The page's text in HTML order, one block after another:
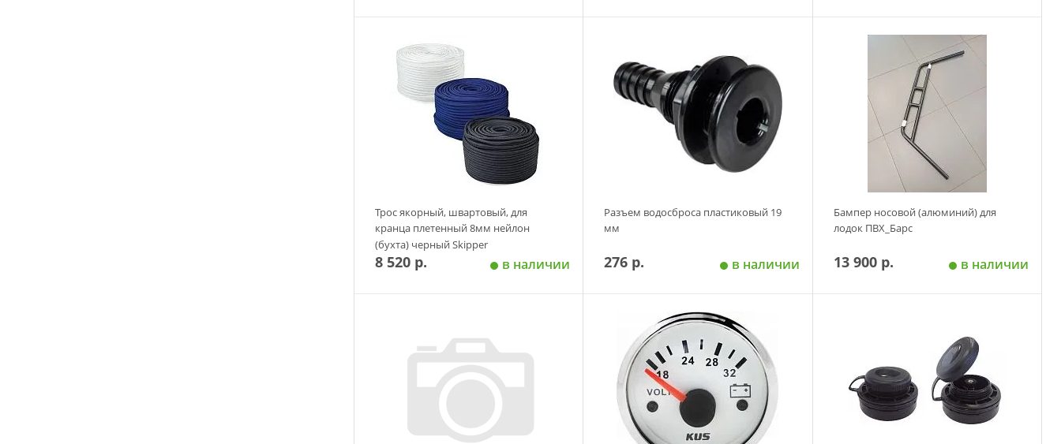
Добавить в корзину Добавить в корзину
Трос якорный, швартовый, для
кранца плетенный 8мм нейлон
(бухта) черный Skipper
8 520 р. в наличии
Разъем водосброса пластиковый 19
мм
276 р. в наличии
Добавить в корзину
Бампер носовой (алюминий) для
лодок ПВХ_Барс
13 900 р. в наличии